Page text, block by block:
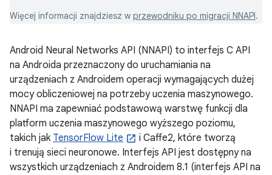
Więcej informacji znajdziesz w przewodniku po migracji NNAPI.
Android Neural Networks API (NNAPI) to interfejs C API
na Androida przeznaczony do uruchamiania na
urządzeniach z Androidem operacji wymagających dużej
mocy obliczeniowej na potrzeby uczenia maszynowego.
NNAPI ma zapewniać podstawową warstwę funkcji dla
platform uczenia maszynowego wyższego poziomu,
takich jak TensorFlow Lite
i Caffe2, które tworzą
i trenują sieci neuronowe. Interfejs API jest dostępny na
wszystkich urządzeniach z Androidem 8.1 (interfejs API na